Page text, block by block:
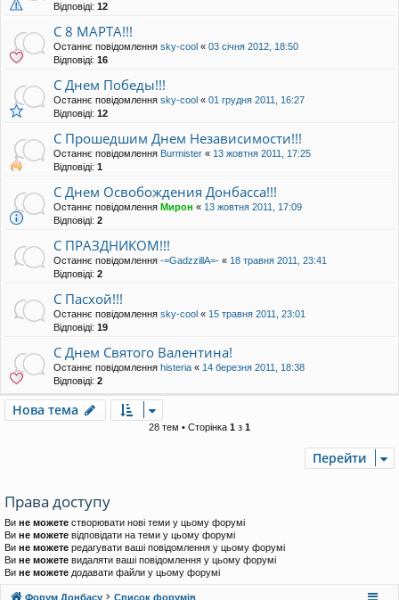
Відповіді: 12
С 8 МАРТА!!!
Останнє повідомлення sky-cool « 03 січня 2012, 18:50
Відповіді: 16
C Днем Победы!!!
Останнє повідомлення sky-cool « 01 грудня 2011, 16:27
Відповіді: 12
С Прошедшим Днем Независимости!!!
Останнє повідомлення Burmister « 13 жовтня 2011, 17:25
Відповіді: 1
С Днем Освобождения Донбасса!!!
Останнє повідомлення Мирон « 13 жовтня 2011, 17:09
Відповіді: 2
С ПРАЗДНИКОМ!!!
Останнє повідомлення -=GadzzillA=- « 18 травня 2011, 23:41
Відповіді: 2
С Пасхой!!!
Останнє повідомлення sky-cool « 15 травня 2011, 23:01
Відповіді: 19
С Днем Святого Валентина!
Останнє повідомлення histeria « 14 березня 2011, 18:38
Відповіді: 2
Нова тема
28 тем • Сторінка 1 з 1
Перейти
Права доступу
Ви не можете створювати нові теми у цьому форумі
Ви не можете відповідати на теми у цьому форумі
Ви не можете редагувати ваші повідомлення у цьому форумі
Ви не можете видаляти ваші повідомлення у цьому форумі
Ви не можете додавати файли у цьому форумі
Форум Донбасу Список форумів